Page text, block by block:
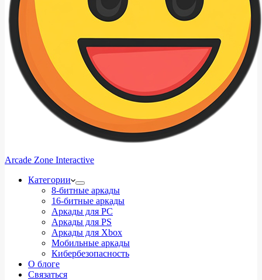
Arcade Zone Interactive
Категории
8-битные аркады
16-битные аркады
Аркады для PC
Аркады для PS
Аркады для Xbox
Мобильные аркады
Кибербезопасность
О блоге
Связаться